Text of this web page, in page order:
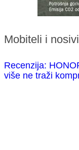
Mobiteli i
Recenzija:
više ne traži